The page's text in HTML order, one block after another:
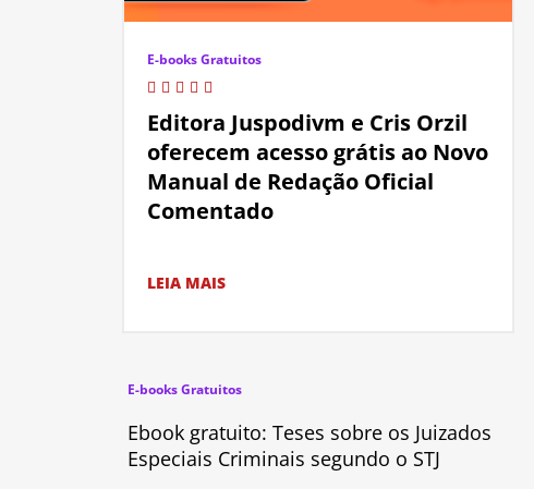
E-books Gratuitos
Editora Juspodivm e Cris Orzil
oferecem acesso grátis ao Novo
Manual de Redação Oficial
Comentado
LEIA MAIS
E-books Gratuitos
Ebook gratuito: Teses sobre os Juizados
Especiais Criminais segundo o STJ